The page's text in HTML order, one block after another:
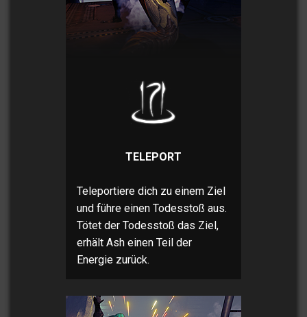
TELEPORT
Teleportiere dich zu einem Ziel
und führe einen Todesstoß aus.
Tötet der Todesstoß das Ziel,
erhält Ash einen Teil der
Energie zurück.